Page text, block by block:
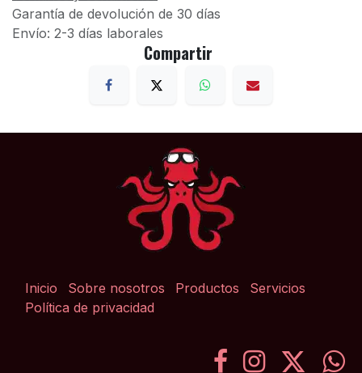
Garantía de devolución de 30 días
Envío: 2-3 días laborales
Compartir
Inicio Sobre nosotros Productos
Servicios
Política de privacidad